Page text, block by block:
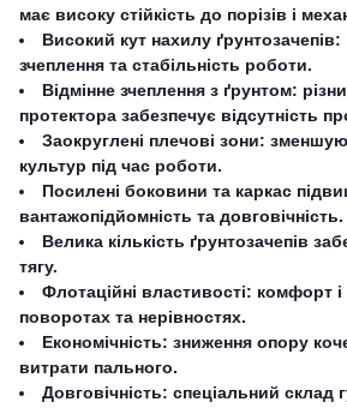
має високу стійкість до порізів і
Високий кут нахилу
зчеплення та стабільність роботи.
Відмінне зчеплення з ґрунтом:
протектора забезпечує відсутність
Заокруглені плечові зони:
культур під час роботи.
Посилені боковини та каркас
вантажопідйомність та довговічність.
Велика кількість ґрунтозачепів
тягу.
Флотаційні властивості: комфорт і
поворотах та нерівностях.
Економічність: зниження опору
витрати пального.
Довговічність: спеціальний склад